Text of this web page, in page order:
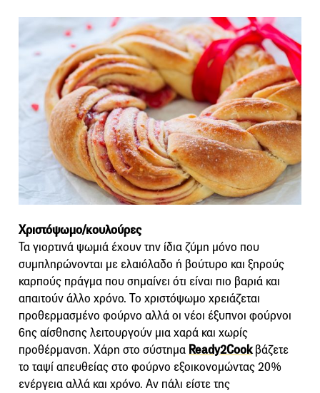
Χριστόψωμο/κουλούρες
Τα γιορτινά ψωμιά έχουν την ίδια ζύμη μόνο που
συμπληρώνονται με ελαιόλαδο ή βούτυρο και ξηρούς
καρπούς πράγμα που σημαίνει ότι είναι πιο βαριά και
απαιτούν άλλο χρόνο. Το χριστόψωμο χρειάζεται
προθερμασμένο φούρνο αλλά οι νέοι έξυπνοι φούρνοι
6ης αίσθησης λειτουργούν μια χαρά και χωρίς
προθέρμανση. Χάρη στο σύστημα Ready2Cookβάζετε
το ταψί απευθείας στο φούρνο εξοικονομώντας 20%
ενέργεια αλλά και χρόνο. Αν πάλι είστε της